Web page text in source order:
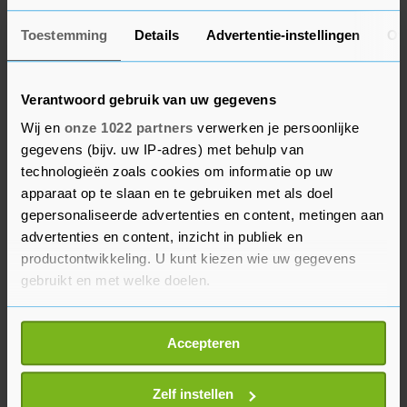
Toestemming Details Advertentie-instellingen
Verantwoord gebruik van uw gegevens
Wij en onze 1022 partners verwerken je persoonlijke
gegevens (bijv. uw IP-adres) met behulp van
technologieën zoals cookies om informatie op uw
apparaat op te slaan en te gebruiken met als doel
gepersonaliseerde advertenties en content, metingen aan
advertenties en content, inzicht in publiek en
productontwikkeling. U kunt kiezen wie uw gegevens
gebruikt en met welke doelen.
Als u het toestaat, willen we ook graag:
Informatie verzamelen over uw geografische
locatie, die tot een paar meter nauwkeurig kan zijn
Uw apparaat identificeren door het actief te
Accepteren
Zelf instellen
de kaartverkoop, maar ook de horeca-inkomsten.
En ook alle andere activiteiten waar de theaters
De VSCD hamert vooral op de economische
betekenis van de sector: zo'n 4 procent van het
bbp en 4,5 procent van de totale
beroepsbevolking. "Een aanzienlijk deel van de
toeristen komt bijvoorbeeld ook naar Nederland
vanwege de beroemde musea en gezelschappen",
beklemtoont Mesters. "Maar je merkt ook dat de
Nederlandse samenleving zich in deze coronatijd
meer dan ooit lijkt te realiseren wat het belang is
van cultuur, muziek en voorstellingen. Dat moet
zich vertalen in steun van het kabinet."